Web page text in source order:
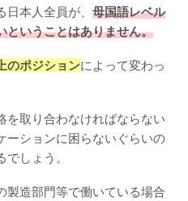
本人全員が、 母国語レベル
ということはありません。
のポジションによって変わっ
を取り合わなければならない
ーションに困らないぐらいの
しょう。
製造部門等で働いている場合